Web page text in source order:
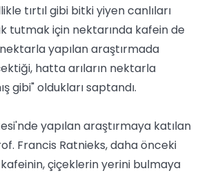
tırtıl gibi bitki yiyen canlıları
tutmak için nektarında kafein de
yapılan araştırmada
hatta arıların nektarla
gibi" oldukları saptandı.
yapılan araştırmaya katılan
Francis Ratnieks, daha önceki
kafeinin, çiçeklerin yerini bulmaya